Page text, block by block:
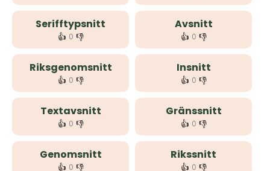
Serifftypsnitt
👍 0 👎
Avsnitt
👍 0 👎
Riksgenomsnitt
👍 0 👎
Insnitt
👍 0 👎
Textavsnitt
👍 0 👎
Gränssnitt
👍 0 👎
Genomsnitt
👍 0 👎
Rikssnitt
👍 0 👎